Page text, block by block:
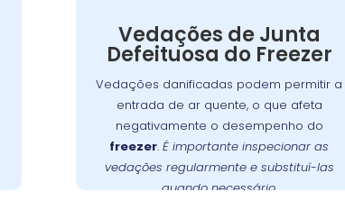
Vedações de Junta
Defeituosa do Freezer
Vedações danificadas podem permitir a
entrada de ar quente, o que afeta
negativamente o desempenho do
freezer.É importante inspecionar as
vedações regularmente e substituí-las
quando necessário.
entrada de ar quente no
freezer
,
obrigando o motor a trabalhar mais para
manter a temperatura interna.
É
fundamental verificar as vedações
regularmente e substituí-las quando
necessário para garantir uma vedação
adequada
. A
Wandertec
no
Xaxim oferece serviços de inspeção e
substituição de vedações, garantindo a